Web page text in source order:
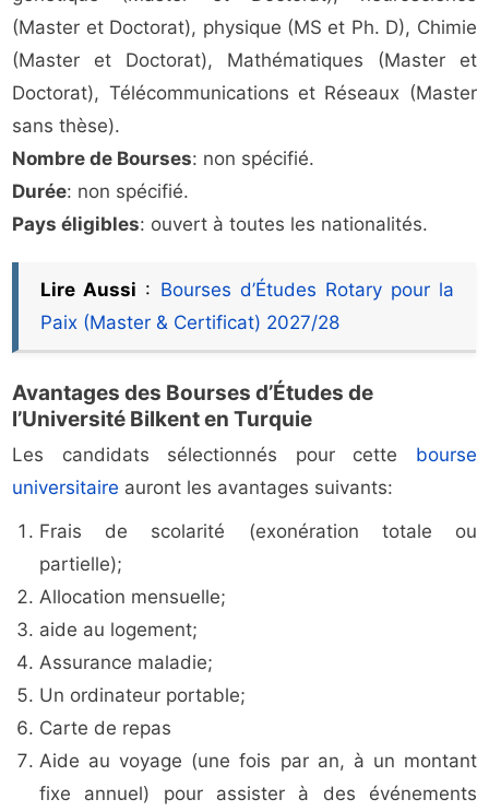
(Master et Doctorat), physique (MS et Ph. D), Chimie
(Master et Doctorat), Mathématiques (Master et
Doctorat), Télécommunications et Réseaux (Master
sans thèse).
Nombre de Bourses: non spécifié.
Durée: non spécifié.
Pays éligibles: ouvert à toutes les nationalités.
Lire Aussi : Bourses d’Études Rotary pour la
Paix (Master & Certificat) 2027/28
Avantages des Bourses d’Études de
l’Université Bilkent en Turquie
Les candidats sélectionnés pour cette bourse
universitaire auront les avantages suivants:
Frais de scolarité (exonération totale ou
partielle);
Allocation mensuelle;
aide au logement;
Assurance maladie;
Un ordinateur portable;
Carte de repas
Aide au voyage (une fois par an, à un montant
fixe annuel) pour assister à des événements